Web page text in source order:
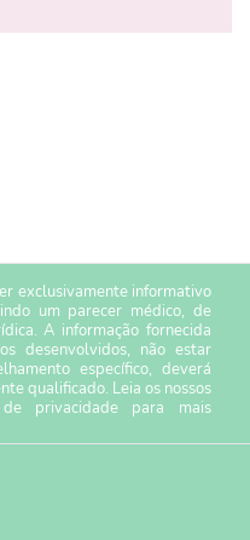
exclusivamente informativo
um parecer médico, de
A informação fornecida
desenvolvidos, não estar
específico, deverá
qualificado. Leia os nossos
privacidade para mais